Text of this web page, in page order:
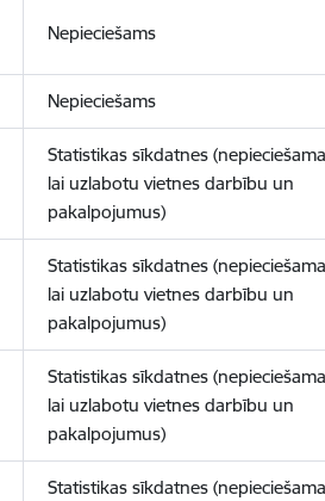
Nepieciešams
Nepieciešams
Statistikas sīkdatnes
lai uzlabotu vietnes darbību un
pakalpojumus)
Statistikas sīkdatnes
lai uzlabotu vietnes darbību un
pakalpojumus)
Statistikas sīkdatnes
lai uzlabotu vietnes darbību un
pakalpojumus)
Statistikas sīkdatnes